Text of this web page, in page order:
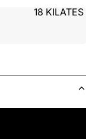
18 KILATES